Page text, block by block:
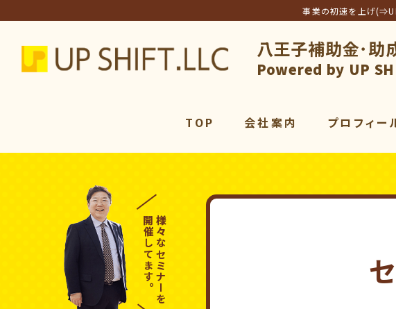
事業の初速を上げ
アップシフト合同
八王子補助金･助
Powered by UP
TOP 会社案内 プロフィー